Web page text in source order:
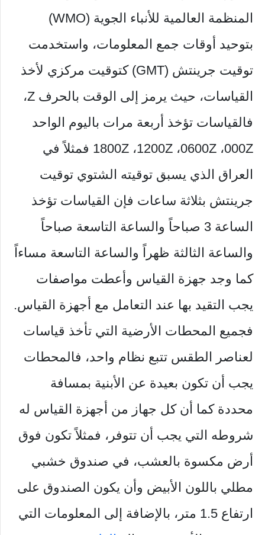
المنظمة العالمية للأنباء الجوية (WMO)
بتوحيد أوقات جمع المعلومات، واستخدمت
توقيت جرينتش (GMT) كتوقيت مركزي لأخذ
القياسات، حيث يرمز إلى الوقت بالحرف Z،
فالقياسات تؤخذ أربعة مرات باليوم الواحد
1800Z ،1200Z ،0600Z ،000Z فمثلاً في
العراق الذي يسبق توقيته الشتوي توقيت
جرينتش بثلاثة ساعات فإن القياسات تؤخذ
الساعة 3 صباحاً والساعة التاسعة صباحاً
والساعة الثالثة ظهراً والساعة التاسعة مساءاً
كما وجد جهزة القياس وأعطت مواصفات
يجب التقيد بها عند التعامل مع أجهزة القياس.
فجميع المحطات الأرضية التي تأخذ قياسات
لعناصر الطقس تتبع نظام واحد، فالمحطات
يجب أن تكون بعيدة عن الأبنية بمسافة
محددة كما أن كل جهاز من أجهزة القياس له
شروطه التي يجب أن تتوفر، فمثلاً تكون فوق
أرض مكسوة بالعشب، في صندوق خشبي
مطلي باللون الأبيض وأن يكون الصندوق على
ارتفاع 1.5 متر، بالإضافة إلى المعلومات التي